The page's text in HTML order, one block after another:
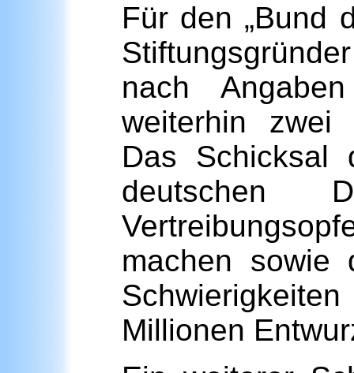
Für den „Bund
nach
weiterhin zwei
Das Schicksal
deutschen
machen sowie
Millionen